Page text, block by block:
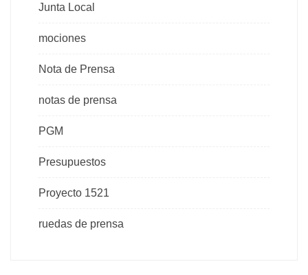
Junta Local
mociones
Nota de Prensa
notas de prensa
PGM
Presupuestos
Proyecto 1521
ruedas de prensa